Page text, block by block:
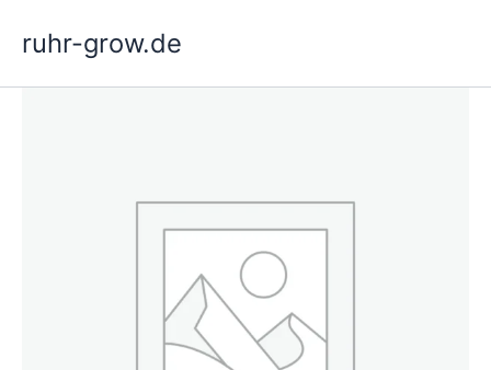
sisältöön
ruhr-grow.de